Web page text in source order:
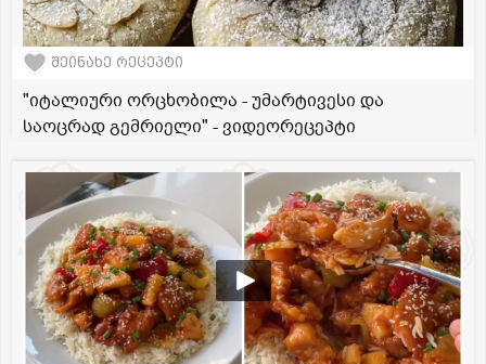
შეინახე რეცეპტი
"იტალიური ორცხობილა - უმარტივესი და
საოცრად გემრიელი" - ვიდეორეცეპტი